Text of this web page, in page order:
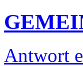
Antwort